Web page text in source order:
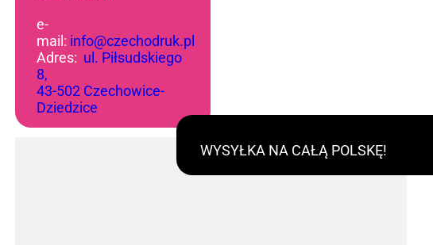
WYSYŁKA NA CAŁĄ POLSKĘ!
e-
mail: info@czechodruk.pl
Adres: ul. Piłsudskiego
8,
43-502 Czechowice-
Dziedzice